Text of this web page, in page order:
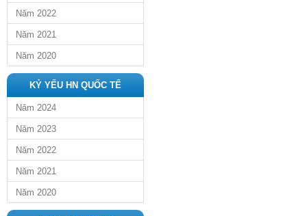
Năm 2022
Năm 2021
Năm 2020
KỶ YẾU HN QUỐC TẾ
Năm 2024
Năm 2023
Năm 2022
Năm 2021
Năm 2020